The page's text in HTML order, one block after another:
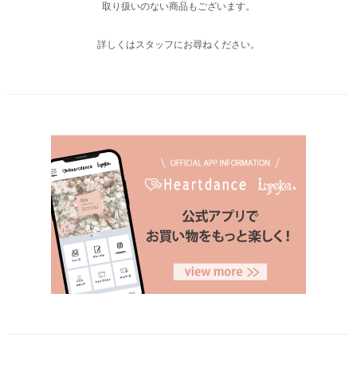
取り扱いのない商品もございます。
詳しくはスタッフにお尋ねください。